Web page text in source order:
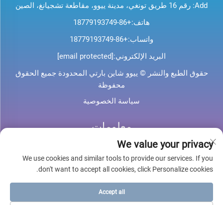
Add: رقم 16 طريق تونغي، مدينة ييوو، مقاطعة تشجيانغ، الصين
هاتف:+86-18779193749
واتساب:+86-18779193749
البريد الإلكتروني:[email protected]
حقوق الطبع والنشر © ييوو شاين بارتي المحدودة جميع الحقوق
محفوظة
سياسة الخصوصية
معلومات
اشترك لتلقي نشرتنا الإخبارية الأسبوعية
We value your privacy
We use cookies and similar tools to provide our services. If you
don't want to accept all cookies, click Personalize cookies.
Accept all